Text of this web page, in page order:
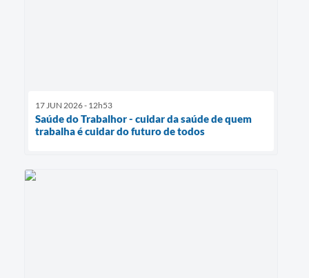
17 JUN 2026 - 12h53
Saúde do Trabalhor - cuidar da saúde de quem
trabalha é cuidar do futuro de todos